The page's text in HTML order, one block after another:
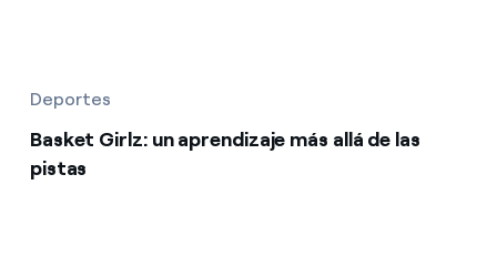
Deportes
Basket Girlz: un aprendizaje más allá de las
pistas